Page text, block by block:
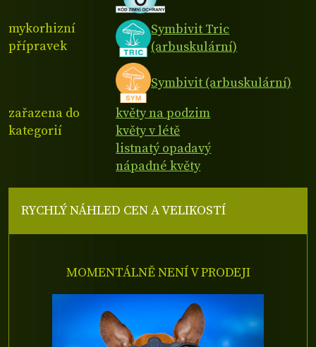
mykorhizní
přípravek
Symbivit Tric
(arbuskulární)
Symbivit (arbuskulární)
zařazena do
kategorií
květy na podzim
květy v létě
listnatý opadavý
nápadné květy
RYCHLÝ NÁHLED CEN A VELIKOSTÍ
MOMENTÁLNĚ NENÍ V PRODEJI